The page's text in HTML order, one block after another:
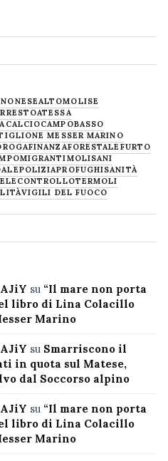
ALTOMOLISE
ATESSA
CALCIOCAMPOBASSO
MESSER MARINO
FINANZAFORESTALE FURTO
MIGRANTIMOLISANI
POLIZIAPROFUGHISANITÀ
TERMOLI
VIGILI DEL FUOCO
su “Il mare non porta
libro di Lina Colacillo
Marino
su Smarriscono il
in quota sul Matese,
dal Soccorso alpino
su “Il mare non porta
libro di Lina Colacillo
Marino